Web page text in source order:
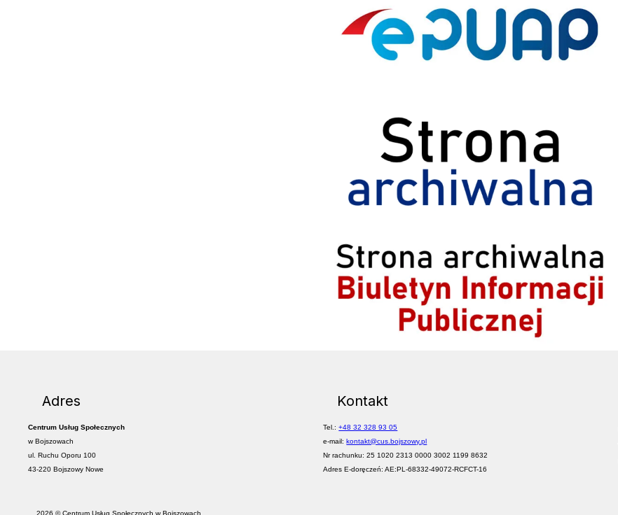
Adres
Centrum Usług Społecznych
w Bojszowach
ul. Ruchu Oporu 100
43-220 Bojszowy Nowe
Kontakt
Tel.:+48 32 328 93 05
e-mail:kontakt@cus.bojszowy.pl
Nr rachunku: 25 1020 2313 0000 3002 1199 8632
Adres E-doręczeń: AE:PL-68332-49072-RCFCT-16
2026 © Centrum Usług Społecznych w Bojszowach